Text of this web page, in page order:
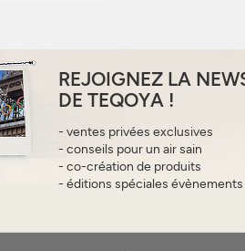
REJOIGNEZ LA
DE TEQOYA !
- ventes privées exclusives
- conseils pour un air sain
- co-création de produits
- éditions spéciales évènements